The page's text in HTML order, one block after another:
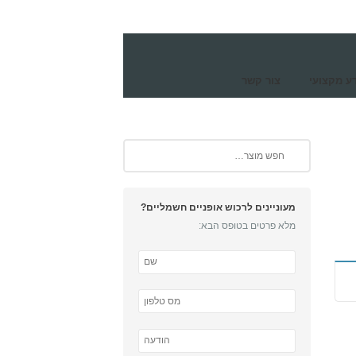
מעוניינים לרכוש אופניים חשמליים?
מלא פרטים בטופס הבא: